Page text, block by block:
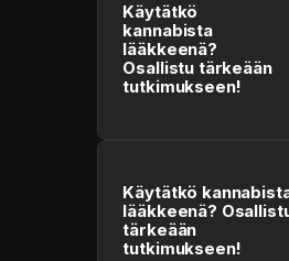
Käytätkö
kannabista
lääkkeenä?
Osallistu tärkeään
tutkimukseen!
Käytätkö
lääkkeenä?
tärkeään
tutkimukseen!